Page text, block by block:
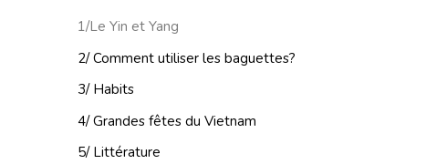
1/Le Yin et Yang
2/ Comment utiliser les baguettes?
3/ Habits
4/ Grandes fêtes du Vietnam
5/ Littérature